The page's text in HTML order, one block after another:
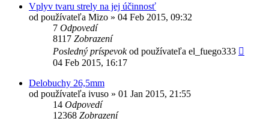
Vplyv tvaru strely na jej účinnosť
od používateľa Mizo » 04 Feb 2015, 09:32
7 Odpovedí
8117 Zobrazení
Posledný príspevokod používateľa el_fuego333
04 Feb 2015, 16:17
Delobuchy 26,5mm
od používateľa ivuso » 01 Jan 2015, 21:55
14 Odpovedí
12368 Zobrazení